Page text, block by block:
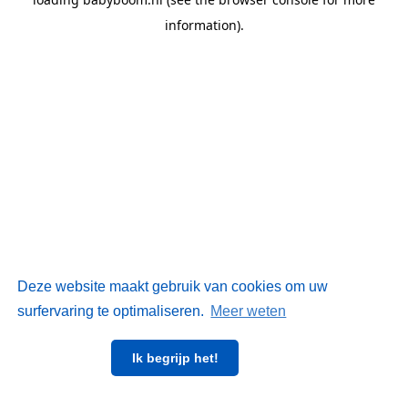
Deze website maakt gebruik van cookies om uw
surfervaring te optimaliseren. Meer weten
Ik begrijp het!
information).